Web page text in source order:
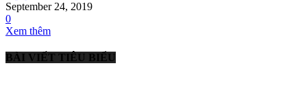
September 24, 2019
0
Xem thêm
BÀI VIẾT TIÊU BIỂU